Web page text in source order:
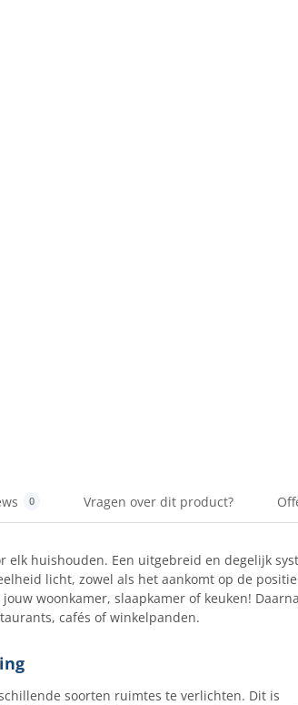
0 Vragen over dit product?
elk huishouden. Een uitgebreid en degelijk
licht, zowel als het aankomt op de
woonkamer, slaapkamer of keuken!
cafés of winkelpanden.
soorten ruimtes te verlichten. Dit is